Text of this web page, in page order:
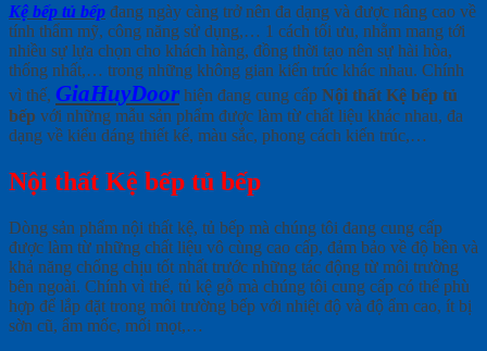
Kệ bếp tủ bếp đang ngày càng trở nên đa dạng và được nâng cao về
tính thẩm mỹ, công năng sử dụng,… 1 cách tối ưu, nhằm mang tới
nhiều sự lựa chọn cho khách hàng, đồng thời tạo nên sự hài hòa,
thống nhất,… trong những không gian kiến trúc khác nhau. Chính
vì thế, GiaHuyDoor hiện đang cung cấp Nội thất Kệ bếp tủ
bếp với những mẫu sản phẩm được làm từ chất liệu khác nhau, đa
dạng về kiểu dáng thiết kế, màu sắc, phong cách kiến trúc,…
Nội thất Kệ bếp tủ bếp
Dòng sản phẩm nội thất kệ, tủ bếp mà chúng tôi đang cung cấp
được làm từ những chất liệu vô cùng cao cấp, đảm bảo về độ bền và
khả năng chống chịu tốt nhất trước những tác động từ môi trường
bên ngoài. Chính vì thế, tủ kệ gỗ mà chúng tôi cung cấp có thể phù
hợp để lắp đặt trong môi trường bếp với nhiệt độ và độ ẩm cao, ít bị
sờn cũ, ẩm mốc, mối mọt,…